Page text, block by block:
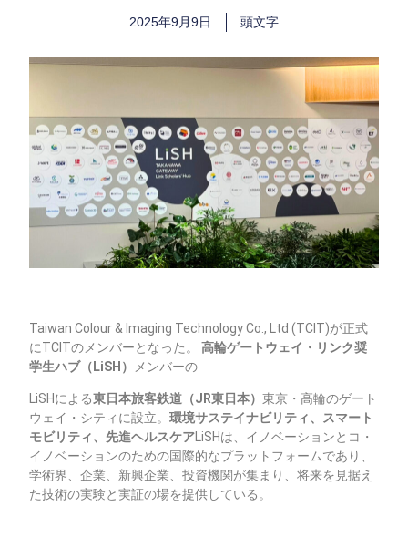
2025年9月9日 頭文字
Taiwan Colour & Imaging Technology Co., Ltd (TCIT)が正式
にTCITのメンバーとなった。高輪ゲートウェイ・リンク奨
学生ハブ（LiSH）
メンバーの
LiSHによる東日本旅客鉄道（JR東日本）東京・高輪のゲート
ウェイ・シティに設立。環境サステイナビリティ、スマート
モビリティ、先進ヘルスケアLiSHは、イノベーションとコ・
イノベーションのための国際的なプラットフォームであり、
学術界、企業、新興企業、投資機関が集まり、将来を見据え
た技術の実験と実証の場を提供している。